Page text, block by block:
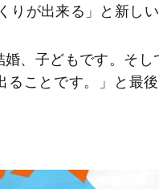
が出来る」と新しい
、子どもです。そし
ことです。」と最